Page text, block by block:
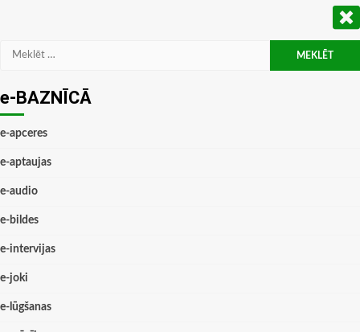
Meklēt:
e-BAZNĪCĀ
e-apceres
e-aptaujas
e-audio
e-bildes
e-intervijas
e-joki
e-lūgšanas